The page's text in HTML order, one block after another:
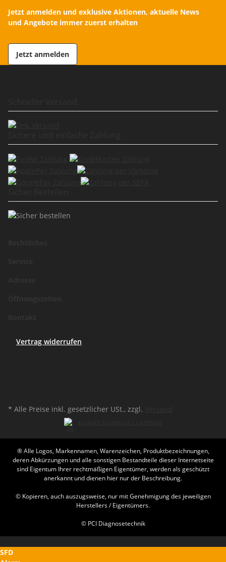
Jetzt anmelden und exklusive Aktionen, aktuelle News
und Angebote immer zuerst erhalten
Jetzt anmelden
Vertrag widerrufen
* Alle Preise inkl. gesetzlicher USt., zzgl.
® Alle Logos, Markennamen, Warenzeichen, Produktbezeichnungen,
deren Abkürzungen und alle sonstigen Bestandteile dieser Internetseite
sind Eigentum Ihrer rechtmäßigen Eigentümer, werden als geschützt
anerkannt und dienen hier nur der Beschreibung.
© Kopieren, auch auszugsweise, nur mit Genehmigung des jeweiligen
Herstellers / Eigentümers.
© PCI Diagnosetechnik
SFD